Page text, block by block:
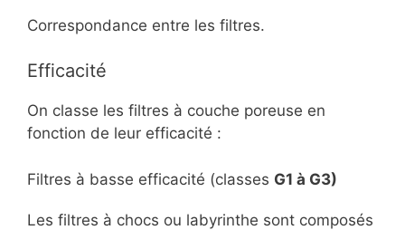
Correspondance entre les filtres.
Efficacité
On classe les filtres à couche poreuse en
fonction de leur efficacité :
Filtres à basse efficacité (classes G1 à G3)
Les filtres à chocs ou labyrinthe sont composés